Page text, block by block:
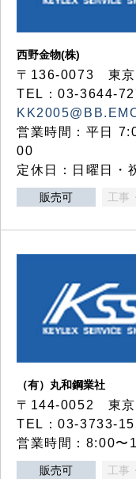
西野金物(株)
〒136-0073 東京
TEL：
営業時間：平日
00
定休日：日曜日・
販売可 工事
（有）丸和鋼業社
〒144-0052 東京
TEL：03-3733-
営業時間：8:00〜
販売可 工事